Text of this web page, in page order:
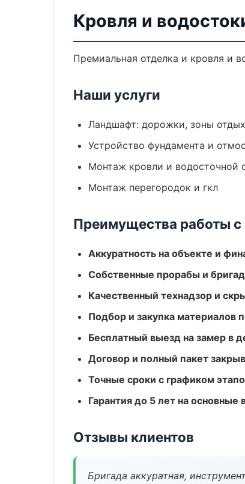
Кровля и
Премиальная отделка и кровля и
Наши услуги
Ландшафт: дорожки, зоны
Устройство фундамента и
Монтаж кровли и водосточной
Монтаж перегородок и гкл
Преимущества работы с
Аккуратность на объекте и
Собственные прорабы и
Качественный технадзор и
Подбор и закупка материалов
Бесплатный выезд на замер в
Договор и полный пакет
Точные сроки с графиком
Гарантия до 5 лет на основные
Отзывы клиентов
Бригада аккуратная,